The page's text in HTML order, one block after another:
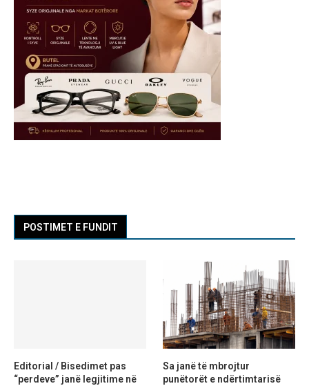
POSTIMET E FUNDIT
Editorial / Bisedimet pas
“perdeve” janë legjitime në
Sa janë të mbrojtur
punëtorët e ndërtimtarisë